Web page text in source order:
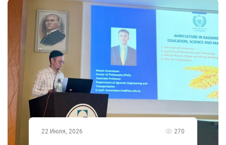
22 Июля, 2026 270